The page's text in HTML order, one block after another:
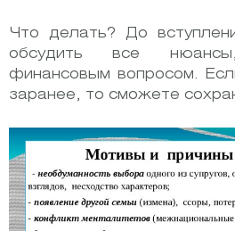
Что делать? До
обсудить все
финансовым вопросом.
заранее, то сможете